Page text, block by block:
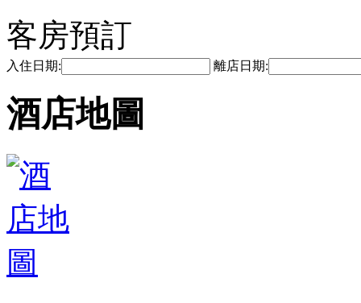
客房預訂
入住日期: 離店日期:
酒店地圖